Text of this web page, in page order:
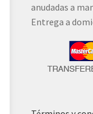
anudadas a
Entrega a